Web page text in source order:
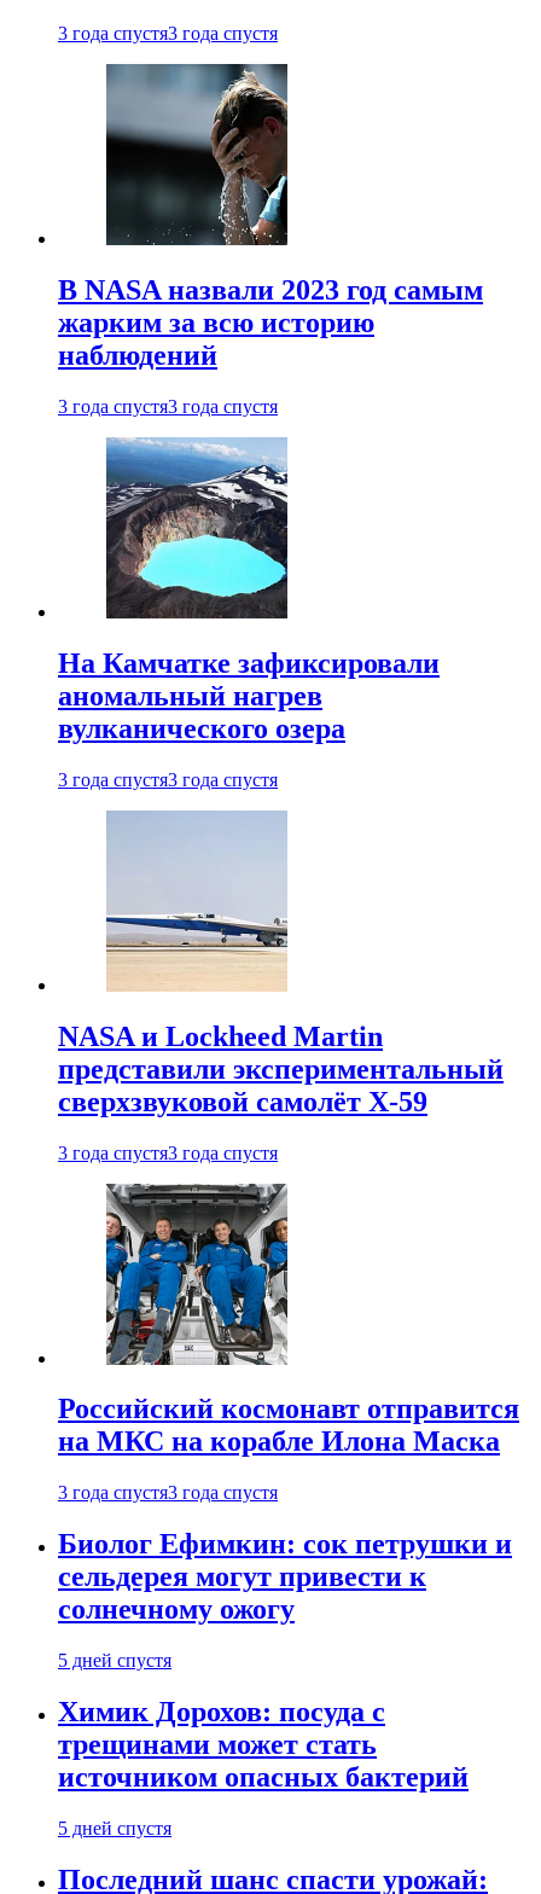
3 года спустя3 года спустя
В NASA назвали 2023 год самым
жарким за всю историю
наблюдений
3 года спустя3 года спустя
На Камчатке зафиксировали
аномальный нагрев
вулканического озера
3 года спустя3 года спустя
NASA и Lockheed Martin
представили экспериментальный
сверхзвуковой самолёт X-59
3 года спустя3 года спустя
Российский космонавт отправится
на МКС на корабле Илона Маска
3 года спустя3 года спустя
Биолог Ефимкин: сок петрушки и
сельдерея могут привести к
солнечному ожогу
5 дней спустя
Химик Дорохов: посуда с
трещинами может стать
источником опасных бактерий
5 дней спустя
Последний шанс спасти урожай: